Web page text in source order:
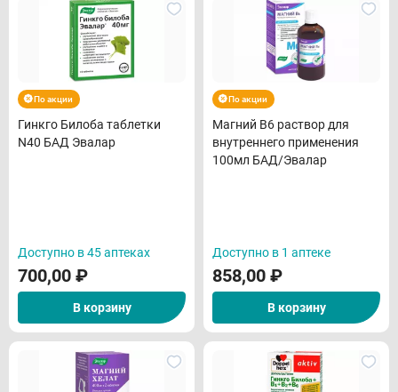
По акции
Гинкго Билоба таблетки
N40 БАД Эвалар
Доступно в 45 аптеках
700,00 ₽
В корзину
По акции
Магний В6 раствор для
внутреннего применения
100мл БАД/Эвалар
Доступно в 1 аптеке
858,00 ₽
В корзину